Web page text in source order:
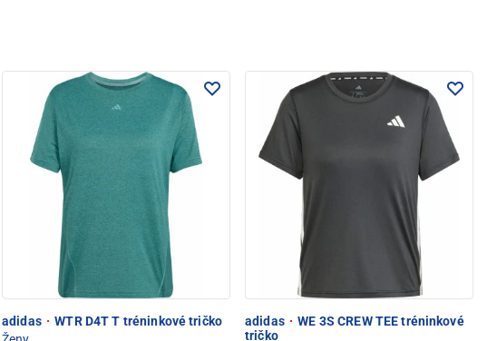
adidas · WTR D4T T tréninkové tričko
adidas · WE 3S CREW TEE tréninkové
tričko